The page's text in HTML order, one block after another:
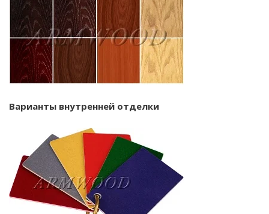
Варианты внутренней отделки